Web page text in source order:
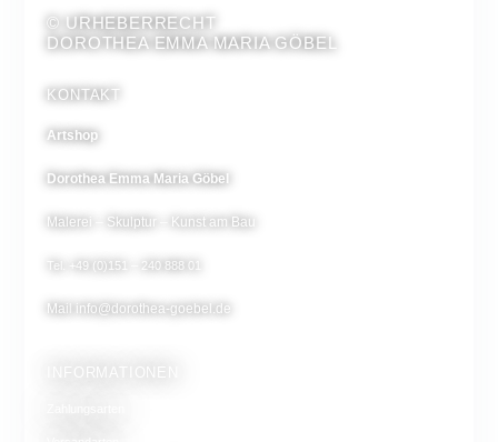
© URHEBERRECHT
DOROTHEA EMMA MARIA GÖBEL
KONTAKT
Artshop
Dorothea Emma Maria Göbel
Malerei – Skulptur – Kunst am Bau
Tel. +49 (0)151 – 240 888 01
Mail info@dorothea-goebel.de
INFORMATIONEN